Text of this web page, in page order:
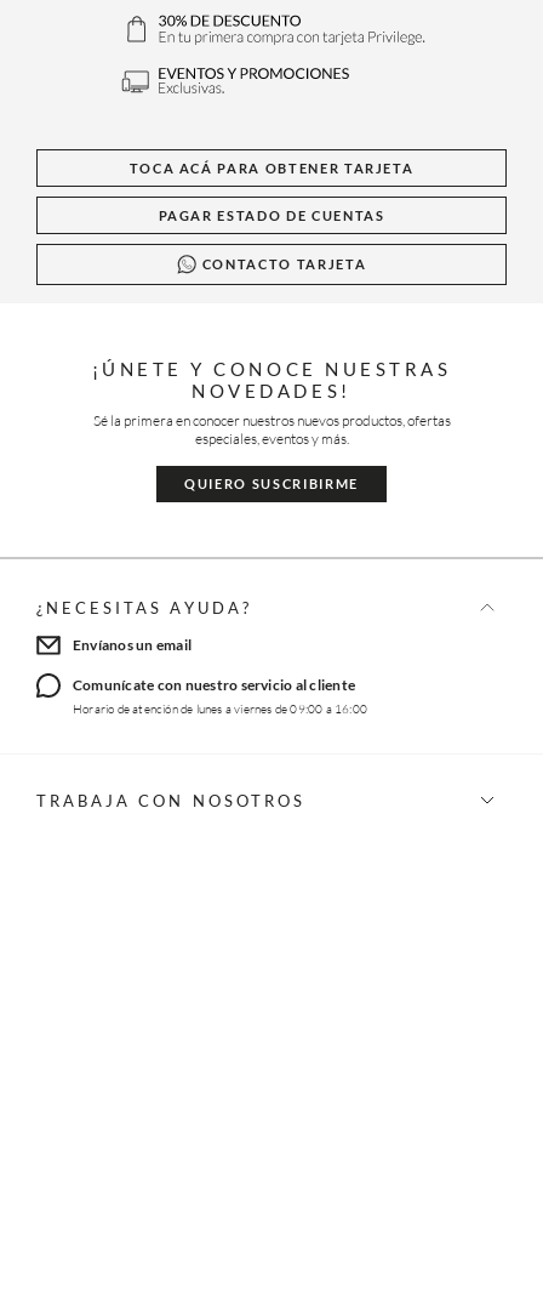
TOCA ACÁ PARA OBTENER TARJETA
PAGAR ESTADO DE CUENTAS
CONTACTO TARJETA
¡ÚNETE Y CONOCE NUESTRAS
NOVEDADES!
Sé la primera en conocer nuestros nuevos productos, ofertas
especiales, eventos y más.
QUIERO SUSCRIBIRME
¿NECESITAS AYUDA?
Envíanos un email
Comunícate con nuestro servicio al cliente
Horario de atención de lunes a viernes de 09:00 a 16:00
TRABAJA CON NOSOTROS